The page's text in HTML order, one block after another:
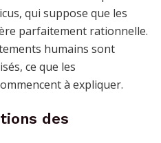
qui suppose que les
parfaitement rationnelle.
humains sont
ce que les
à expliquer.
des